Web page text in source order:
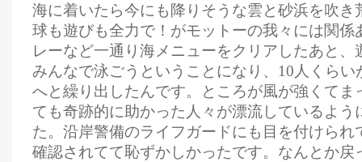
海に着いたら今にも降りそうな雲と砂浜を吹き
球も遊びも全力で！がモットーの我々には関係
レーなど一通り海メニューをクリアしたあと、
みんなで泳ごうということになり、10人くら
へと繰り出したんです。ところが風が強くてま
ても奇跡的に助かった人々が漂流しているよう
た。沿岸警備のライフガードにも目を付けられ
確認されてて恥ずかしかったです。なんとか戻